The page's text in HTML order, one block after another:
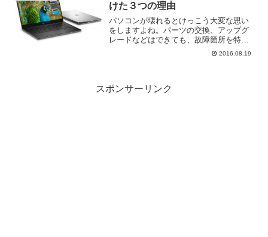
けた３つの理由
パソコンが壊れるとけっこう大変な思い
をしますよね。パーツの交換、アップグ
レードなどはできても、故障箇所を特定
してご自身で修理をするとなると、でき
るひとはごくわずかでしょう。そうなる
2016.08.19
スポンサーリンク